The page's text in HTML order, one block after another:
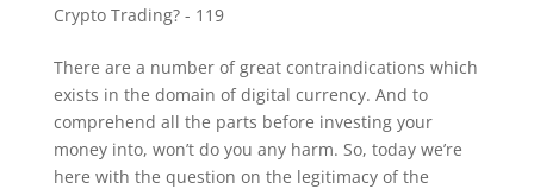
Crypto Trading? - 119
There are a number of great contraindications which
exists in the domain of digital currency. And to
comprehend all the parts before investing your
money into, won’t do you any harm. So, today we’re
here with the question on the legitimacy of the